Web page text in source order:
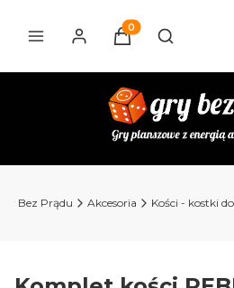
Produkty w
Otwórz
Bez Prądu Akcesoria Kości - kostki